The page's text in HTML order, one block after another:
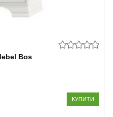
Bos
КУПИТИ